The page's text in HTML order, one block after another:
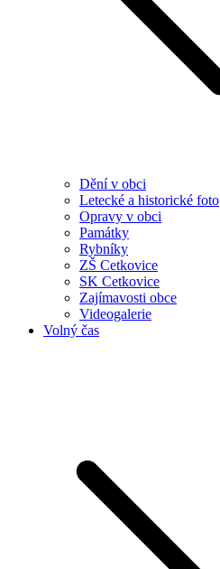
Dění v obci
Letecké a historické foto
Opravy v obci
Památky
Rybníky
ZŠ Cetkovice
SK Cetkovice
Zajímavosti obce
Videogalerie
Volný čas